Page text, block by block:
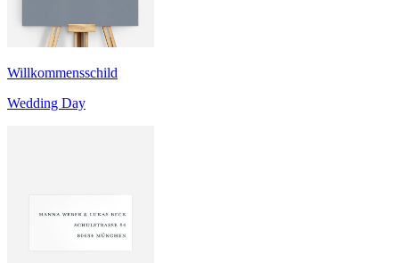
Willkommensschild
Wedding Day